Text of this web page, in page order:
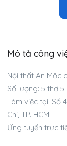
Mô tả công
Nội thất An Mộc
Số lượng: 5 thợ 5
Làm việc tại: Số
Chi, TP. HCM.
Ứng tuyển trực